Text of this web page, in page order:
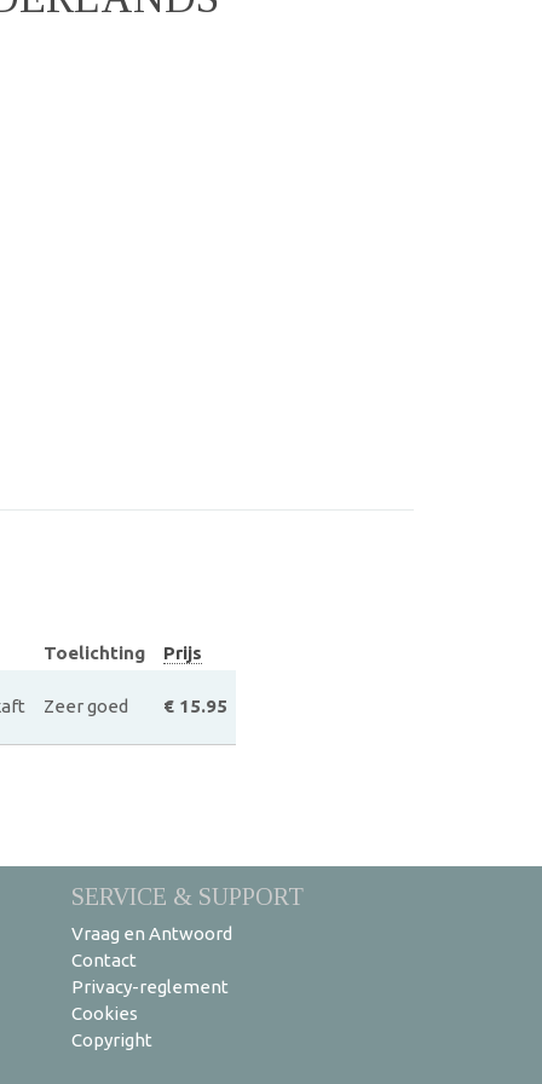
Toelichting
Prijs
Zeer goed € 15.95
SERVICE & SUPPORT
Vraag en Antwoord
Contact
Privacy-reglement
Cookies
Copyright